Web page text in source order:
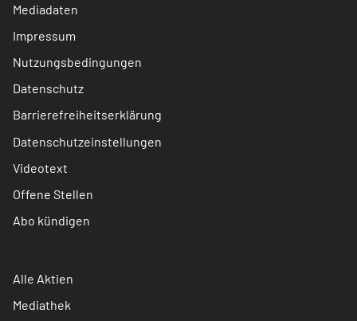
Mediadaten
Impressum
Nutzungsbedingungen
Datenschutz
Barrierefreiheitserklärung
Datenschutzeinstellungen
Videotext
Offene Stellen
Abo kündigen
Alle Aktien
Mediathek